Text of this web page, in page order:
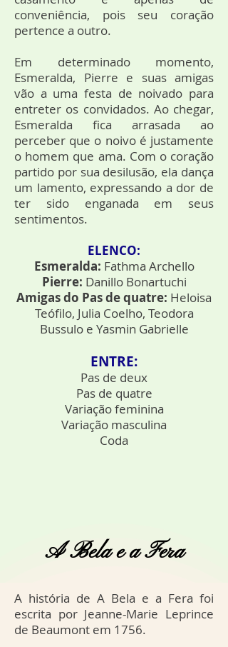
conveniência, pois seu coração
pertence a outro.
Em determinado momento,
Esmeralda, Pierre e suas amigas
vão a uma festa de noivado para
entreter os convidados. Ao chegar,
Esmeralda fica arrasada ao
perceber que o noivo é justamente
o homem que ama. Com o coração
partido por sua desilusão, ela dança
um lamento, expressando a dor de
ter sido enganada em seus
sentimentos.
ELENCO:
Esmeralda: Fathma Archello
Pierre: Danillo Bonartuchi
Amigas do Pas de quatre: Heloisa
Teófilo, Julia Coelho, Teodora
Bussulo e Yasmin Gabrielle
ENTRE:
Pas de deux
Pas de quatre
Variação feminina
Variação masculina
Coda
A Bela e a Fera
A história de A Bela e a Fera foi
escrita por Jeanne-Marie Leprince
de Beaumont em 1756.